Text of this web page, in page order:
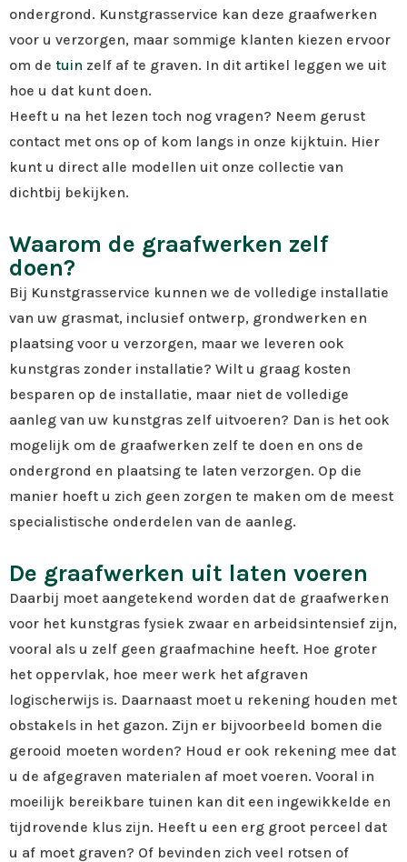
ondergrond. Kunstgrasservice kan deze graafwerken
voor u verzorgen, maar sommige klanten kiezen ervoor
om de tuin zelf af te graven. In dit artikel leggen we uit
hoe u dat kunt doen.
Heeft u na het lezen toch nog vragen? Neem gerust
contact met ons op of kom langs in onze kijktuin. Hier
kunt u direct alle modellen uit onze collectie van
dichtbij bekijken.
Waarom de graafwerken zelf
doen?
Bij Kunstgrasservice kunnen we de volledige installatie
van uw grasmat, inclusief ontwerp, grondwerken en
plaatsing voor u verzorgen, maar we leveren ook
kunstgras zonder installatie? Wilt u graag kosten
besparen op de installatie, maar niet de volledige
aanleg van uw kunstgras zelf uitvoeren? Dan is het ook
mogelijk om de graafwerken zelf te doen en ons de
ondergrond en plaatsing te laten verzorgen. Op die
manier hoeft u zich geen zorgen te maken om de meest
specialistische onderdelen van de aanleg.
De graafwerken uit laten voeren
Daarbij moet aangetekend worden dat de graafwerken
voor het kunstgras fysiek zwaar en arbeidsintensief zijn,
vooral als u zelf geen graafmachine heeft. Hoe groter
het oppervlak, hoe meer werk het afgraven
logischerwijs is. Daarnaast moet u rekening houden met
obstakels in het gazon. Zijn er bijvoorbeeld bomen die
gerooid moeten worden? Houd er ook rekening mee dat
u de afgegraven materialen af moet voeren. Vooral in
moeilijk bereikbare tuinen kan dit een ingewikkelde en
tijdrovende klus zijn. Heeft u een erg groot perceel dat
u af moet graven? Of bevinden zich veel rotsen of